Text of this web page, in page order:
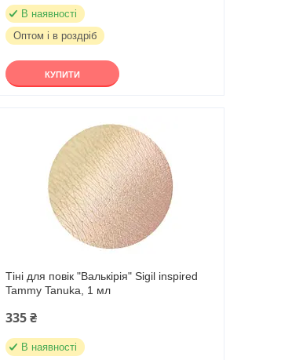
В наявності
Оптом і в роздріб
КУПИТИ
Тіні для повік "Валькірія" Sigil inspired
Tammy Tanuka, 1 мл
335 ₴
В наявності